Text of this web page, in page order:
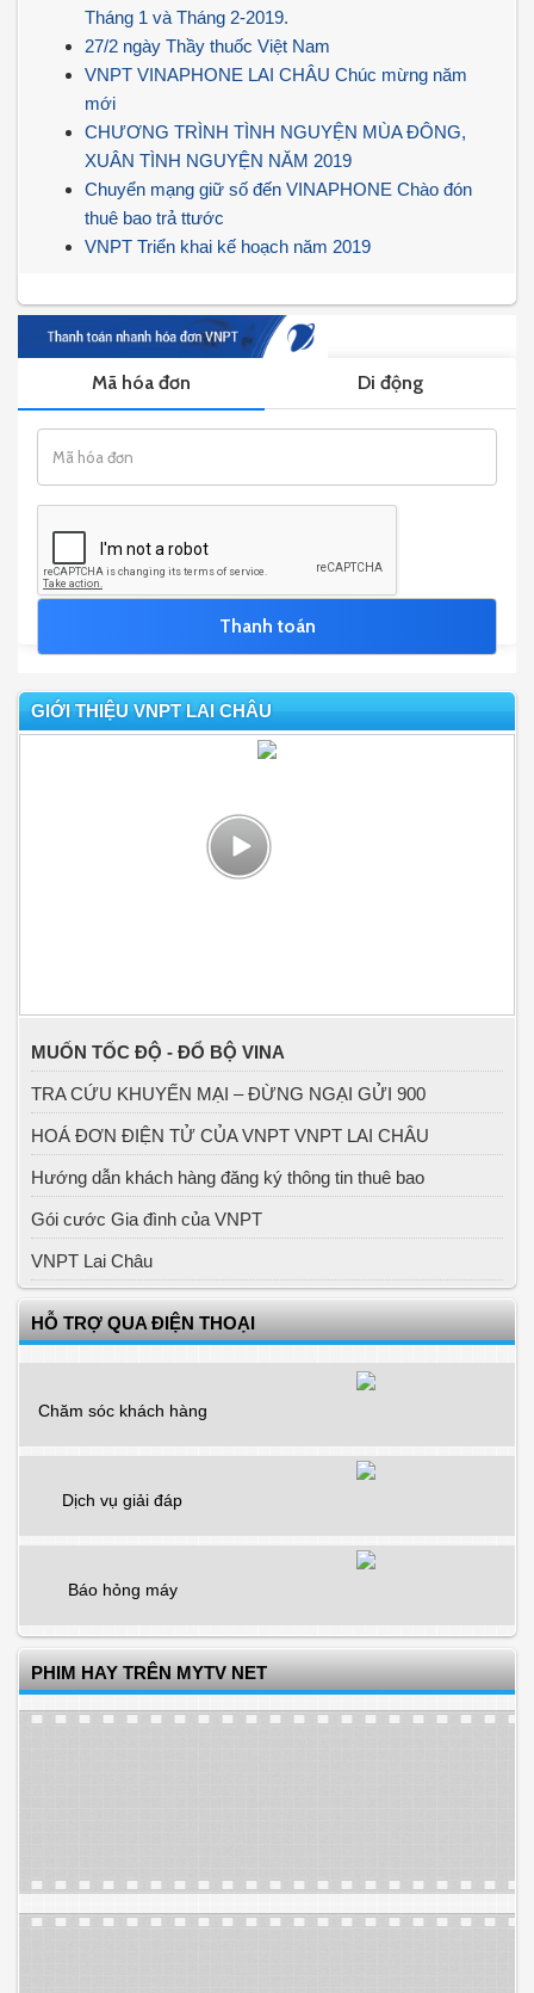
Tháng 1 và Tháng 2-2019.
27/2 ngày Thầy thuốc Việt Nam
VNPT VINAPHONE LAI CHÂU Chúc mừng năm
mới
CHƯƠNG TRÌNH TÌNH NGUYỆN MÙA ĐÔNG,
XUÂN TÌNH NGUYỆN NĂM 2019
Chuyển mạng giữ số đến VINAPHONE Chào đón
thuê bao trả ttước
VNPT Triển khai kế hoạch năm 2019
GIỚI THIỆU VNPT LAI CHÂU
MUỐN TỐC ĐỘ - ĐỔ BỘ VINA
TRA CỨU KHUYẾN MẠI – ĐỪNG NGẠI GỬI 900
HOÁ ĐƠN ĐIỆN TỬ CỦA VNPT VNPT LAI CHÂU
Hướng dẫn khách hàng đăng ký thông tin thuê bao
Gói cước Gia đình của VNPT
VNPT Lai Châu
HỖ TRỢ QUA ĐIỆN THOẠI
Chăm sóc khách hàng
Dịch vụ giải đáp
Báo hỏng máy
PHIM HAY TRÊN MYTV NET